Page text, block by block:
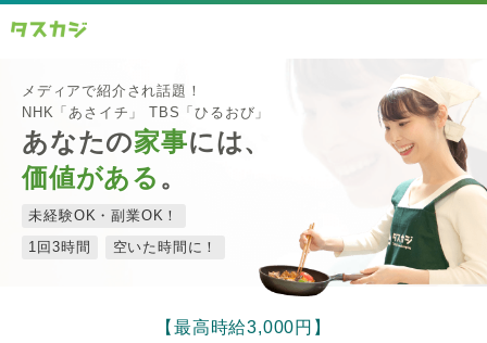
メディアで紹介され話題！
NHK「あさイチ」 TBS「ひるおび」
あなたの家事には、
価値がある 。
未経験OK・副業OK！
1回3時間
空いた時間に！
【最高時給3,000円】